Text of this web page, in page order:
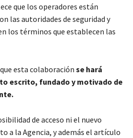
que los operadores están
las autoridades de seguridad y
los términos que establecen las
esta colaboración se hará
escrito, fundado y motivado de
de acceso ni el nuevo
a la Agencia, y además el artículo